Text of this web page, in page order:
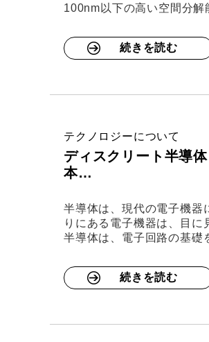
100nm以下の高い空間分解
続きを読む
テクノロジーについて
ディスクリート半導
本…
半導体は、現代の電子機器
りにある電子機器は、目
半導体は、電子回路の基礎
続きを読む